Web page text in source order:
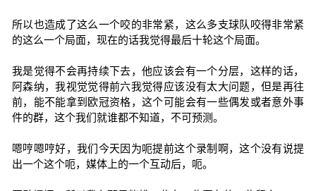
所以也造成了这么一个咬的非常紧，这么多支球队咬得非常紧
的这么一个局面，现在的话我觉得最后十轮这个局面。
我是觉得不会再持续下去，他应该会有一个分层，这样的话，
阿森纳，我视觉觉得前六我觉得应该没有太大问题，但是再往
前，能不能拿到欧冠资格，这个可能会有一些偶发或者意外事
件的群，这个我们就谁都不知道，不可预测。
嗯哼嗯哼好，我们今天因为呃提前这个录制啊，这个没有说提
出一个这个呃，媒体上的一个互动后，呃。